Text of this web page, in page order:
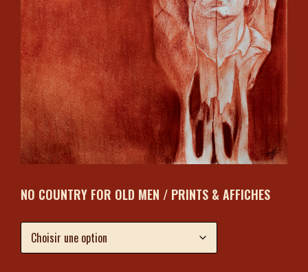
NO COUNTRY FOR OLD MEN / PRINTS & AFFICHES